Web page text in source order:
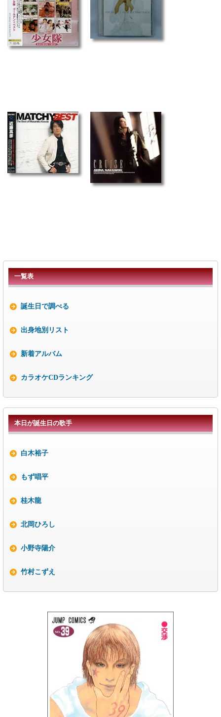
一覧表
誕生日で調べる
出身地別リスト
新着アルバム
カラオケCDランキング
本日が誕生日の歌手
白木裕子
もず唱平
桂木龍
北岡ひろし
小野寺陽介
竹村こずえ